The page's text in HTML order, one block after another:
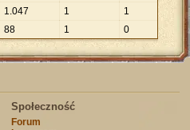
1.047 1
1
88 1 0
Społeczność
Forum